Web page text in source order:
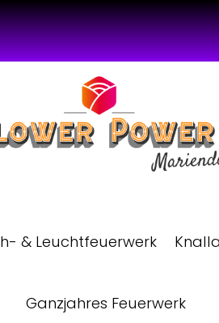
& Leuchtfeuerwerk
Ganzjahres Feuerwerk